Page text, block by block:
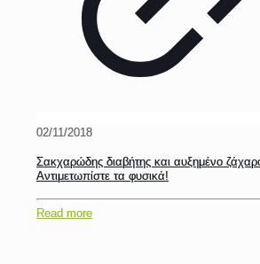
02/11/2018
Σακχαρώδης διαβήτης και αυξημένο
Αντιμετωπίστε τα φυσικά!
Read more